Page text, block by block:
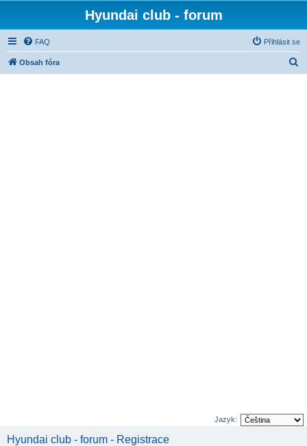
Hyundai club - forum
FAQ Přihlásit se
Obsah fóra
Jazyk:
Hyundai club - forum - Registrace